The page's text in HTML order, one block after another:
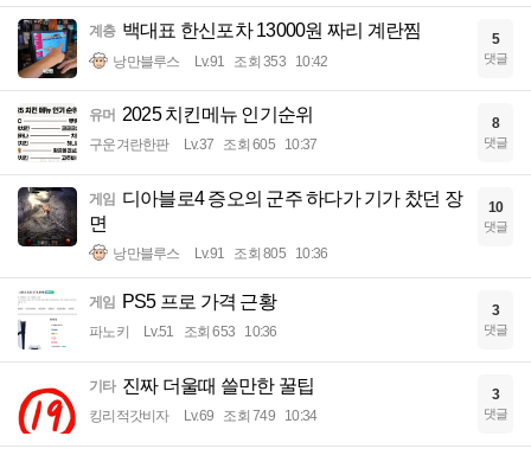
계층 백대표 한신포차 13000원 짜리 계란찜
낭만블루스 Lv.91 조회 353 10:42
5
댓글
유머 2025 치킨메뉴 인기순위
구운겨란한판 Lv.37 조회 605 10:37
8
댓글
게임 디아블로4 증오의 군주 하다가 기가 찼던 장
면
낭만블루스 Lv.91 조회 805 10:36
10
댓글
게임 PS5 프로 가격 근황
파노키 Lv.51 조회 653 10:36
3
댓글
기타 진짜 더울때 쓸만한 꿀팁
킹리적갓비자 Lv.69 조회 749 10:34
3
댓글